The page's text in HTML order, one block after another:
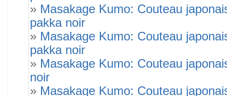
» Masakage Kumo: Couteau
pakka noir
» Masakage Kumo: Couteau
pakka noir
» Masakage Kumo: Couteau
noir
» Masakage Kumo: Couteau